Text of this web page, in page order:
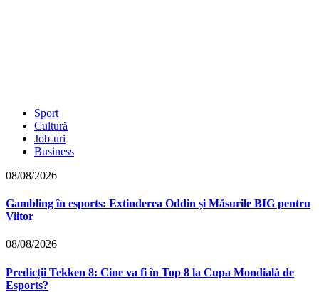
Sport
Cultură
Job-uri
Business
08/08/2026
Gambling în esports: Extinderea Oddin și Măsurile BIG pentru
Viitor
08/08/2026
Predicții Tekken 8: Cine va fi în Top 8 la Cupa Mondială de
Esports?